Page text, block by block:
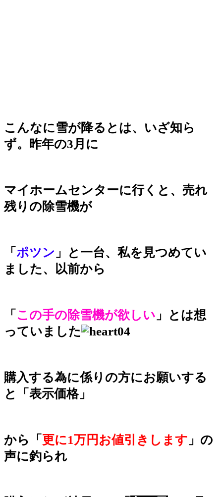
こんなに雪が降るとは、いざ知ら
ず。昨年の3月に
マイホームセンターに行くと、売れ
残りの除雪機が
「 ポツン 」と一台、私を見つめてい
ました、以前から
「 この手の除雪機が欲しい 」とは想
っていました
購入する為に係りの方にお願いする
と「表示価格」
から「 更に1万円お値引きします 」の
声に釣られ